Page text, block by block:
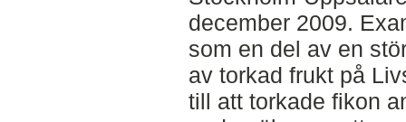
december 2009.
som en del av en
av torkad frukt på
till att torkade fikon